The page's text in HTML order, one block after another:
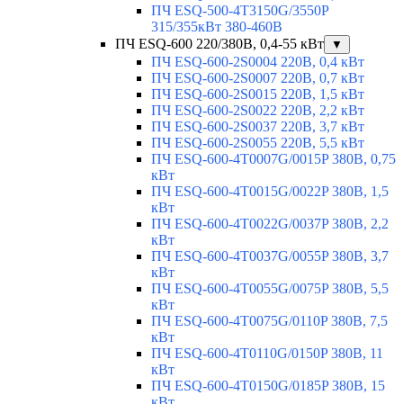
ПЧ ESQ-500-4T3150G/3550P
315/355кВт 380-460В
ПЧ ESQ-600 220/380В, 0,4-55 кВт
▼
ПЧ ESQ-600-2S0004 220В, 0,4 кВт
ПЧ ESQ-600-2S0007 220В, 0,7 кВт
ПЧ ESQ-600-2S0015 220В, 1,5 кВт
ПЧ ESQ-600-2S0022 220В, 2,2 кВт
ПЧ ESQ-600-2S0037 220В, 3,7 кВт
ПЧ ESQ-600-2S0055 220В, 5,5 кВт
ПЧ ESQ-600-4T0007G/0015P 380В, 0,75
кВт
ПЧ ESQ-600-4T0015G/0022P 380В, 1,5
кВт
ПЧ ESQ-600-4T0022G/0037P 380В, 2,2
кВт
ПЧ ESQ-600-4T0037G/0055P 380В, 3,7
кВт
ПЧ ESQ-600-4T0055G/0075P 380В, 5,5
кВт
ПЧ ESQ-600-4T0075G/0110P 380В, 7,5
кВт
ПЧ ESQ-600-4T0110G/0150P 380В, 11
кВт
ПЧ ESQ-600-4T0150G/0185P 380В, 15